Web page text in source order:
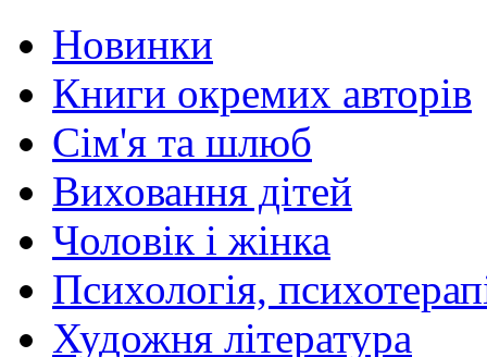
Новинки
Книги окремих авторів
Сім'я та шлюб
Виховання дітей
Чоловік і жінка
Психологія,
Художня література